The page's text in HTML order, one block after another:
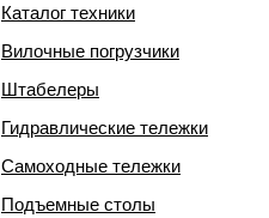
Каталог техники
Вилочные погрузчики
Штабелеры
Гидравлические тележки
Самоходные тележки
Подъемные столы